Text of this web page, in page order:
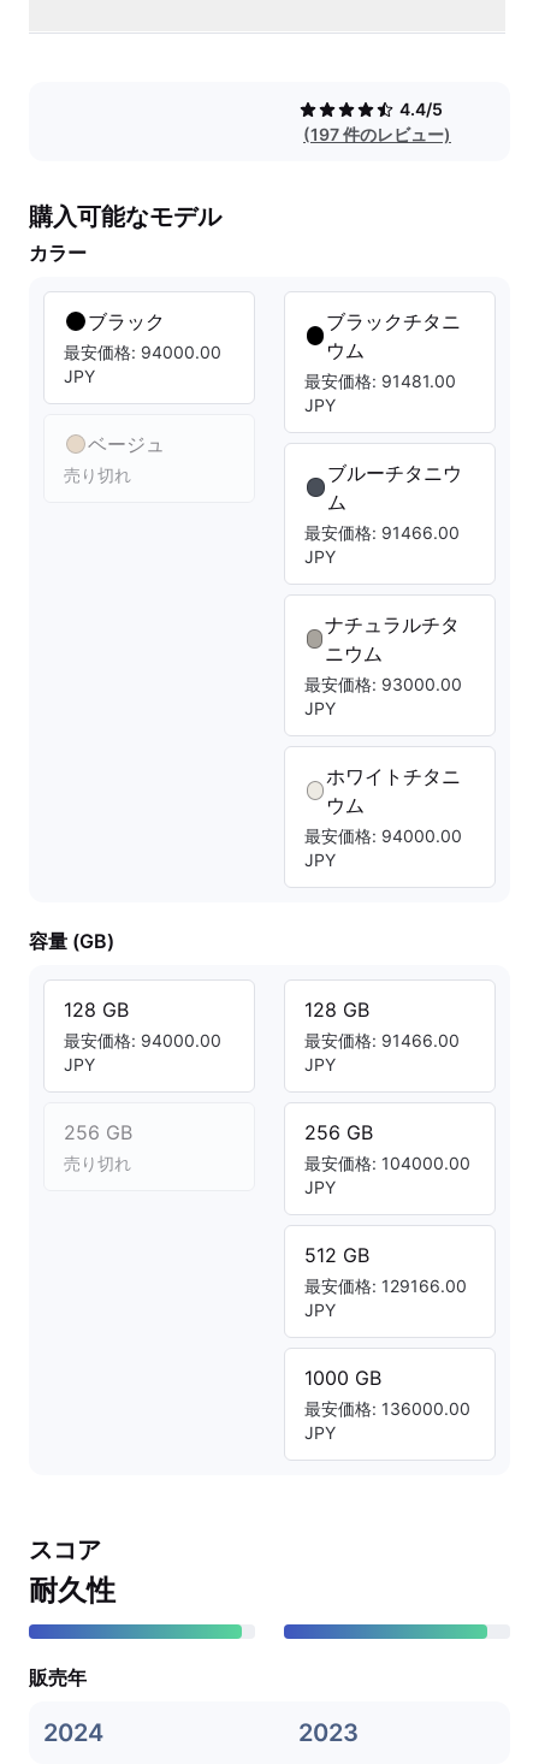
4.4/5
(197 件のレビュー)
購入可能なモデル
カラー
ブラック
最安価格: 94000.00
JPY
ベージュ
売り切れ
ブラックチタニ
ウム
最安価格: 91481.00
JPY
ブルーチタニウ
ム
最安価格: 91466.00
JPY
ナチュラルチタ
ニウム
最安価格: 93000.00
JPY
ホワイトチタニ
ウム
最安価格: 94000.00
JPY
容量 (GB)
128 GB
最安価格: 94000.00
JPY
256 GB
売り切れ
128 GB
最安価格: 91466.00
JPY
256 GB
最安価格: 104000.00
JPY
512 GB
最安価格: 129166.00
JPY
1000 GB
最安価格: 136000.00
JPY
スコア
耐久性
販売年
2024 2023